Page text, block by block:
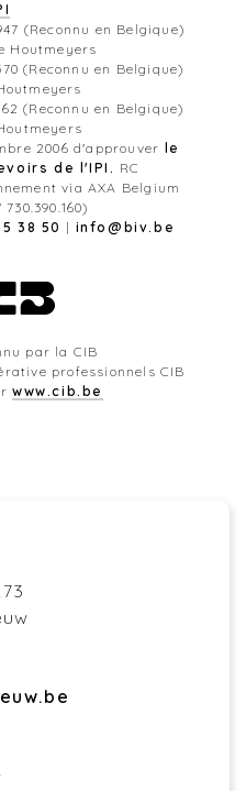
(Reconnu en Belgique)
Houtmeyers
(Reconnu en Belgique)
(Reconnu en Belgique)
2006 d'approuver le
de l'IPI. RC
via AXA Belgium
38 50 | info@biv.be
par la CIB
professionnels CIB
www.cib.be